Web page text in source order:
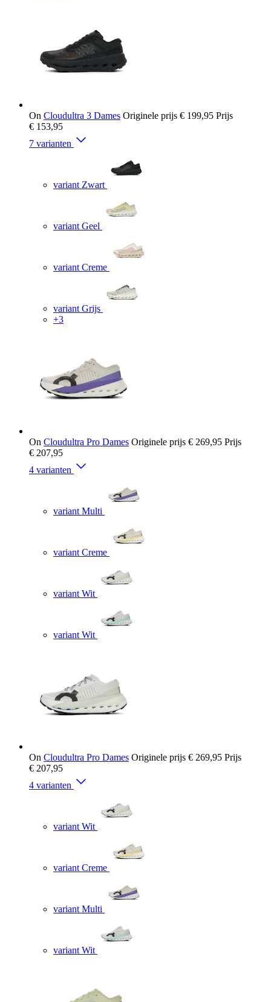
On Cloudultra 3 Dames Originele prijs € 199,95 Prijs
€ 153,95
7 varianten
variant Zwart
variant Geel
variant Creme
variant Grijs
+3
On Cloudultra Pro Dames Originele prijs € 269,95 Prijs
€ 207,95
4 varianten
variant Multi
variant Creme
variant Wit
variant Wit
On Cloudultra Pro Dames Originele prijs € 269,95 Prijs
€ 207,95
4 varianten
variant Wit
variant Creme
variant Multi
variant Wit